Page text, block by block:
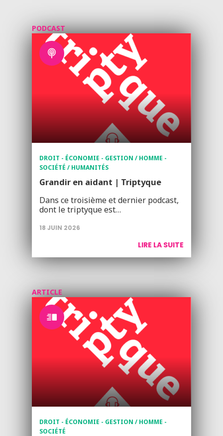
PODCAST
DROIT - ÉCONOMIE - GESTION / HOMME -
SOCIÉTÉ / HUMANITÉS
Grandir en aidant | Triptyque
Dans ce troisième et dernier podcast,
dont le triptyque est…
18 JUIN 2026
LIRE LA SUITE
ARTICLE
DROIT - ÉCONOMIE - GESTION / HOMME -
SOCIÉTÉ